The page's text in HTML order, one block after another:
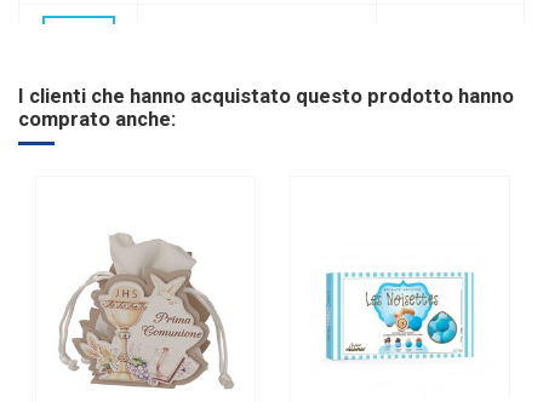
12D0634
I clienti che hanno acquistato questo prodotto hanno
comprato anche: